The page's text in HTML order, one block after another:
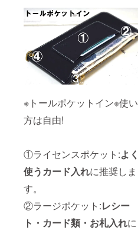
※トールポケットイン※使い
方は自由!
①ライセンスポケット:よく
使うカード入れに推奨しま
す。
②ラージポケット:レシー
ト・カード類・お札入れに